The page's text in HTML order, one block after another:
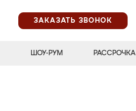
ЗАКАЗАТЬ ЗВОНОК
ШОУ-РУМ РАССРОЧКА